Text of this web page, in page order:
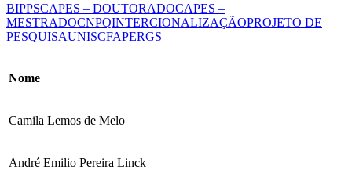
BIPPSCAPES – DOUTORADOCAPES –
MESTRADOCNPQINTERCIONALIZAÇÃOPROJETO DE
PESQUISAUNISCFAPERGS
Nome
Camila Lemos de Melo
André Emilio Pereira Linck